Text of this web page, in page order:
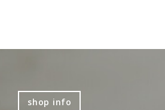
shop info